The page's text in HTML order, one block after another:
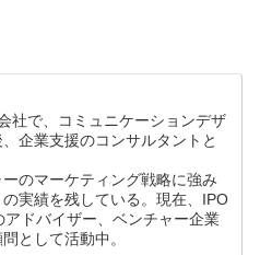
社で、コミュニケーションデザ
企業支援のコンサルタントと
のマーケティング戦略に強み
実績を残している。現在、IPO
アドバイザー、ベンチャー企業
として活動中。